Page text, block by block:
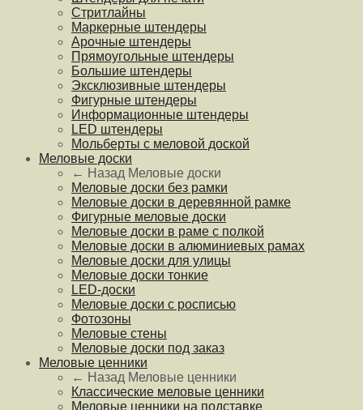
Стритлайны
Маркерные штендеры
Арочные штендеры
Прямоугольные штендеры
Большие штендеры
Эксклюзивные штендеры
Фигурные штендеры
Информационные штендеры
LED штендеры
Мольберты с меловой доской
Меловые доски
← Назад Меловые доски
Меловые доски без рамки
Меловые доски в деревянной рамке
Фигурные меловые доски
Меловые доски в раме с полкой
Меловые доски в алюминиевых рамах
Меловые доски для улицы
Меловые доски тонкие
LED-доски
Меловые доски с росписью
Фотозоны
Меловые стены
Меловые доски под заказ
Меловые ценники
← Назад Меловые ценники
Классические меловые ценники
Меловые ценники на подставке